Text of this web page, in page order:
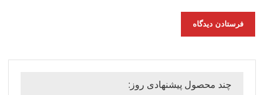
چند محصول پیشنهادی روز: